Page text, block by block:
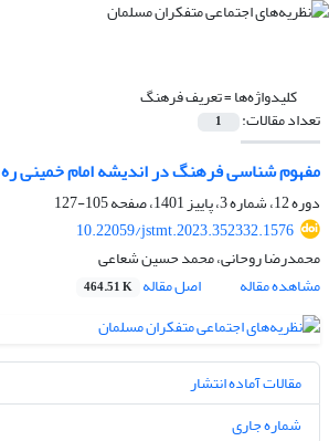
کلیدواژه‌ها =تعریف فرهنگ
تعداد مقالات: 1
مفهوم شناسی فرهنگ در اندیشه امام خمینی ره
دوره 12، شماره 3، پاییز 1401، صفحه
105-127
10.22059/jstmt.2023.352332.1576
محمدرضا روحانی، محمد حسین شعاعی
مشاهده مقاله
اصل مقاله 464.51 K
مقالات آماده انتشار
شماره جاری